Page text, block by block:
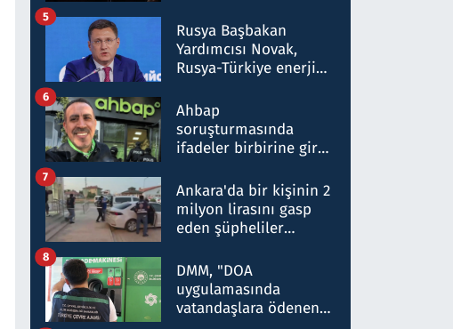
Rusya Başbakan
Yardımcısı Novak,
Rusya-Türkiye enerji
nitelikte olduğunu
belirtti
5
Ahbap
soruşturmasında
ifadeler birbirine girdi:
ifadelerinden ortaya
çıkan tablo şok etti
6
Ankara'da bir kişinin 2
milyon lirasını gasp
eden şüpheliler
7
DMM, "DOA
uygulamasında
vatandaşlara ödenen
8